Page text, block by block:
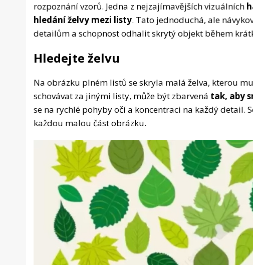
rozpoznání vzorů. Jedna z nejzajímavějších vizuálních
hledání želvy mezi listy. Tato jednoduchá, ale
detailům a schopnost odhalit skrytý objekt během
Hledejte želvu
Na obrázku plném listů se skryla malá želva, kterou
schovávat za jinými listy, může být zbarvená tak, aby
se na rychlé pohyby očí a koncentraci na každý detail.
každou malou část obrázku.